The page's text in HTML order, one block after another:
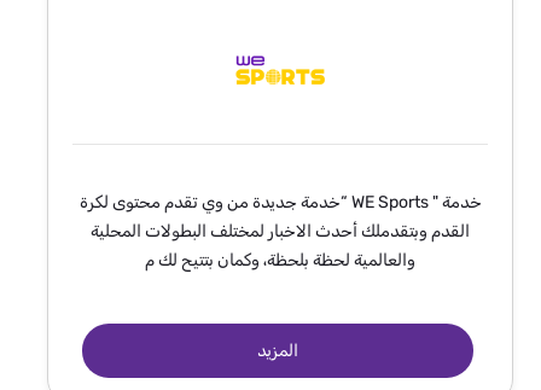
خدمة " WE Sports “خدمة جديدة من وي تقدم محتوى لكرة
القدم وبتقدملك أحدث الاخبار لمختلف البطولات المحلية
والعالمية لحظة بلحظة، وكمان بتتيح لك م
المزيد